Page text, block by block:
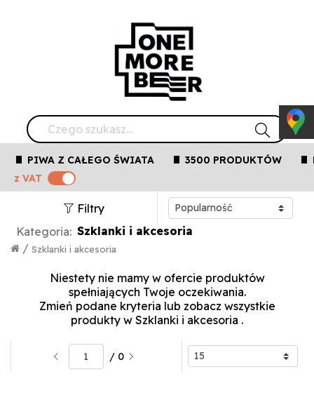
PIWA Z CAŁEGO ŚWIATA 3500 PRODUKTÓW
z VAT
Filtry
Kategoria: Szklanki i akcesoria
Szklanki i akcesoria
/
Niestety nie mamy w ofercie produktów
spełniających Twoje oczekiwania.
Zmień podane kryteria lub zobacz wszystkie
produkty w Szklanki i akcesoria .
/ 0